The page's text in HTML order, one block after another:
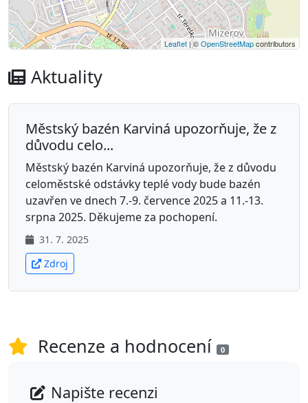
Leaflet | ©OpenStreetMapcontributors
Aktuality
Městský bazén Karviná upozorňuje, že z
důvodu celo...
Městský bazén Karviná upozorňuje, že z důvodu
celoměstské odstávky teplé vody bude bazén
uzavřen ve dnech 7.-9. července 2025 a 11.-13.
srpna 2025. Děkujeme za pochopení.
31. 7. 2025
Zdroj
Recenze a hodnocení 0
Napište recenzi